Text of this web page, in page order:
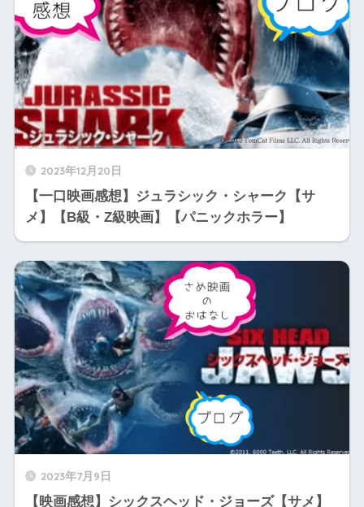
2023年12月20日
【一口映画感想】ジュラシック・シャーク【サ
メ】【B級・Z級映画】【パニックホラー】
2023年7月9日
【映画感想】シックスヘッド・ジョーズ【サメ】